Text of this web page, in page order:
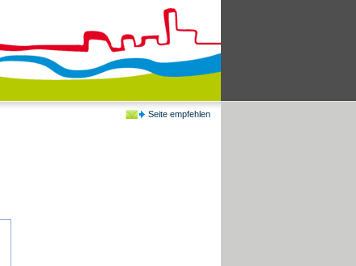
Seite empfehlen